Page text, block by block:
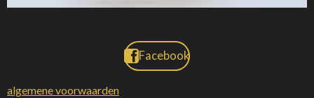
Facebook
algemene voorwaarden